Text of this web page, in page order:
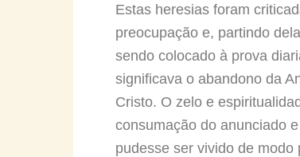
Estas heresias foram
preocupação e, partindo
sendo colocado à prova
significava o abandono da
Cristo. O zelo e
consumação do anunciado
pudesse ser vivido de